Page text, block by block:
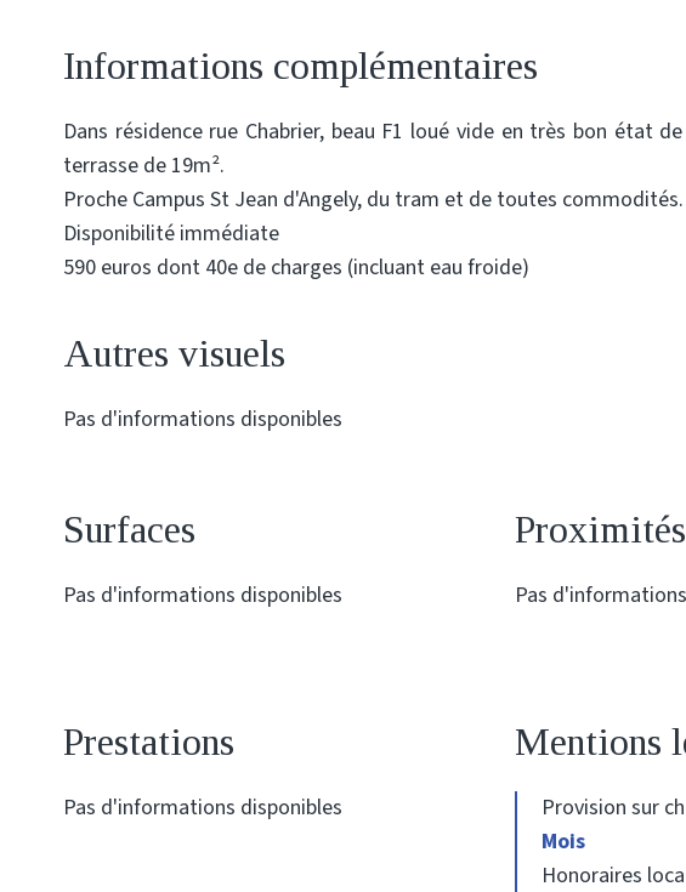
Informations complémentaires
Dans résidence rue Chabrier, beau F1 loué vide en très bon état
terrasse de 19m².
Proche Campus St Jean d'Angely, du tram et de toutes commodités.
Disponibilité immédiate
590 euros dont 40e de charges (incluant eau froide)
Autres visuels
Pas d'informations disponibles
Surfaces
Pas d'informations disponibles
Proximités
Pas
Prestations
Pas d'informations disponibles
Mentions
Provision sur
Mois
Honoraires